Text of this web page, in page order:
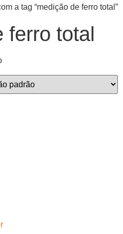
a tag “medição de ferro total”
ferro total